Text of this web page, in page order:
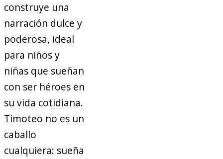
construye una
narración dulce y
poderosa, ideal
para niños y
niñas que sueñan
con ser héroes en
su vida cotidiana.
Timoteo no es un
caballo
cualquiera: sueña